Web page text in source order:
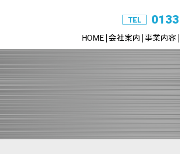
HOME 会社案内 事業内容
TEL